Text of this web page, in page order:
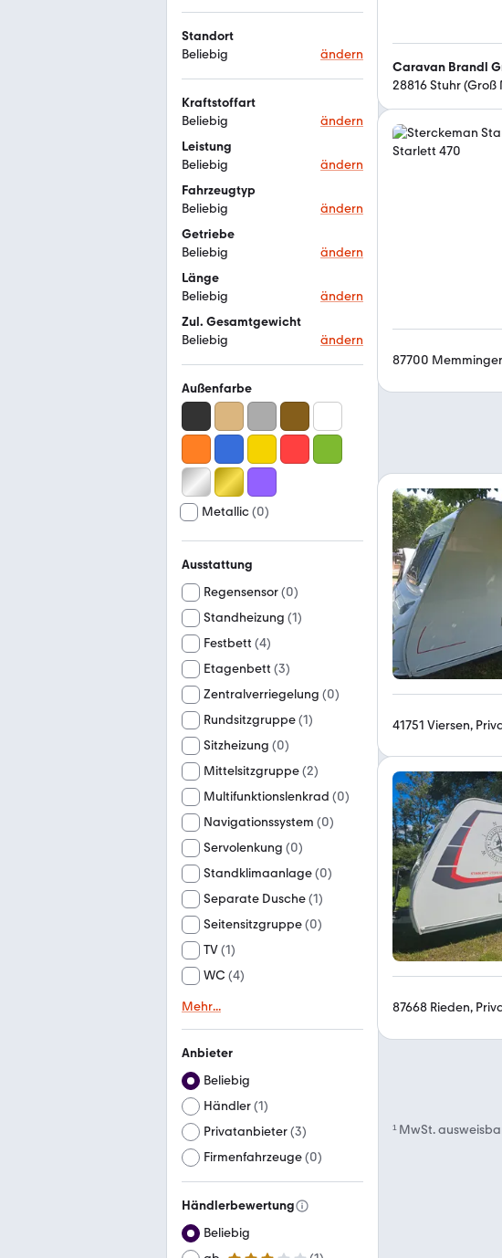
Standort
Beliebig
ändern
Kraftstoffart
Beliebig
ändern
Leistung
Beliebig
ändern
Fahrzeugtyp
Beliebig
ändern
Getriebe
Beliebig
ändern
Länge
Beliebig
ändern
Zul. Gesamtgewicht
Beliebig
ändern
Außenfarbe
Metallic(0)
Ausstattung
Regensensor(0)
Standheizung (1)
Festbett (4)
Etagenbett (3)
Zentralverriegelung (0)
Rundsitzgruppe(1)
Sitzheizung (0)
Mittelsitzgruppe(2)
Multifunktionslenkrad (0)
Navigationssystem (0)
Servolenkung (0)
Standklimaanlage(0)
Separate Dusche(1)
Seitensitzgruppe(0)
TV(1)
WC (4)
Mehr...
Anbieter
Beliebig
Händler(1)
Privatanbieter(3)
Firmenfahrzeuge(0)
Händlerbewertung
Beliebig
Caravan Brandl
28816 Stuhr
87700
41751 Viersen,
87668 Rieden,
¹MwSt.